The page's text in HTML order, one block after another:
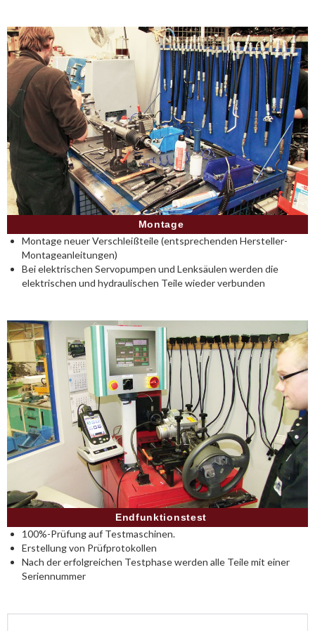
Montage
Montage neuer Verschleißteile (entsprechenden Hersteller-
Montageanleitungen)
Bei elektrischen Servopumpen und Lenksäulen werden die
elektrischen und hydraulischen Teile wieder verbunden
Endfunktionstest
100%-Prüfung auf Testmaschinen.
Erstellung von Prüfprotokollen
Nach der erfolgreichen Testphase werden alle Teile mit einer
Seriennummer